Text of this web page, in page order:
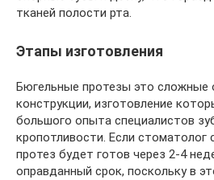
тканей полости рта.
Этапы изготовления
Бюгельные протезы это сложные
конструкции, изготовление
большого опыта специалистов
кропотливости. Если
протез будет готов через 2-4
оправданный срок, поскольку в